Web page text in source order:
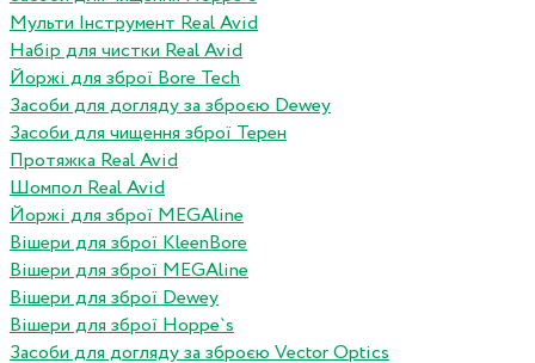
Мульти Інструмент Real Avid
Набір для чистки Real Avid
Йоржі для зброї Bore Tech
Засоби для догляду за зброєю Dewey
Засоби для чищення зброї Терен
Протяжка Real Avid
Шомпол Real Avid
Йоржі для зброї MEGAline
Вішери для зброї KleenBore
Вішери для зброї MEGAline
Вішери для зброї Dewey
Вішери для зброї Hoppe`s
Засоби для догляду за зброєю Vector Optics